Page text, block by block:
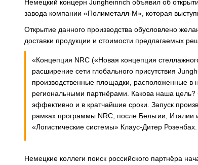
ДОРОЖНАЯ ИНДУСТРИЯ
СЕРВИСМЕНЫ
Немецкий концерн Jungheinrich объявил об
завода компании «Полиметалл-М», которая
Открытие данного производства обусловлено
доставки продукции и стоимости предлагаемых
«Концепция NRC («Новая концепция
расширение сети глобального присутствия
производственные площадки, расположенные
региональными партнёрами. Какова наша
эффективно и в кратчайшие сроки. Запуск
рамках программы NRC, после Бельгии, Италии
«Логистические системы» Клаус-Дитер Розенбах.
Немецкие коллеги поиск российского партнёра